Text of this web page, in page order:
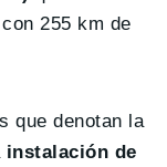
con 255 km de
que denotan la
instalación de